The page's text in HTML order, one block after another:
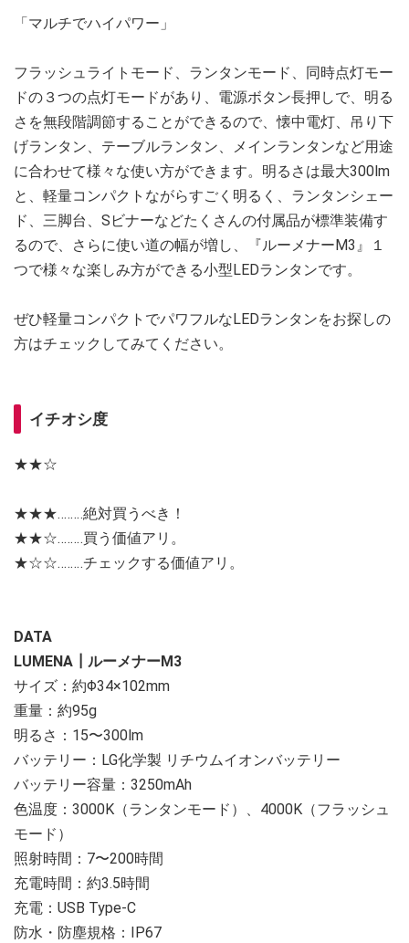
「マルチでハイパワー」
フラッシュライトモード、ランタンモード、同時点灯モー
ドの３つの点灯モードがあり、電源ボタン長押しで、明る
さを無段階調節することができるので、懐中電灯、吊り下
げランタン、テーブルランタン、メインランタンなど用途
に合わせて様々な使い方ができます。明るさは最大300lm
と、軽量コンパクトながらすごく明るく、ランタンシェー
ド、三脚台、Sビナーなどたくさんの付属品が標準装備す
るので、さらに使い道の幅が増し、『ルーメナーM3』１
つで様々な楽しみ方ができる小型LEDランタンです。
ぜひ軽量コンパクトでパワフルなLEDランタンをお探しの
方はチェックしてみてください。 ️
イチオシ度
★★☆
★★★‥‥‥‥絶対買うべき！
★★☆‥‥‥‥買う価値アリ。
★☆☆‥‥‥‥チェックする価値アリ。
DATA
LUMENA┃ルーメナーM3
サイズ：約Φ34×102mm
重量：約95g
明るさ：15〜300lm
バッテリー：LG化学製 リチウムイオンバッテリー
バッテリー容量：3250mAh
色温度：3000K（ランタンモード）、4000K（フラッシュ
モード）
照射時間：7〜200時間
充電時間：約3.5時間
充電：USB Type-C
防水・防塵規格：IP67